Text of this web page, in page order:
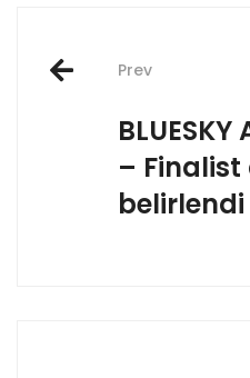
Post
Prev
BLUESKY
–
belirlendi